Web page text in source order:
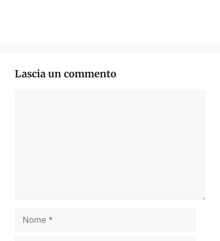
Lascia un commento